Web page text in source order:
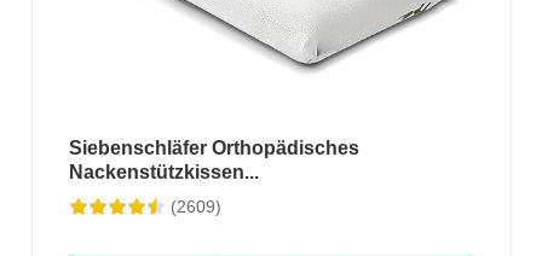
Siebenschläfer Orthopädisches
Nackenstützkissen...
(2609)